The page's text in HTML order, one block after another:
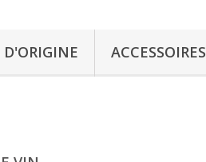
D'ORIGINE ACCESSOIRES